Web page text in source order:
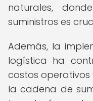
naturales,
suministros es
Además, la
logística ha
costos operativos
la cadena de